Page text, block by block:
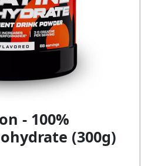
- 100%
(300g)